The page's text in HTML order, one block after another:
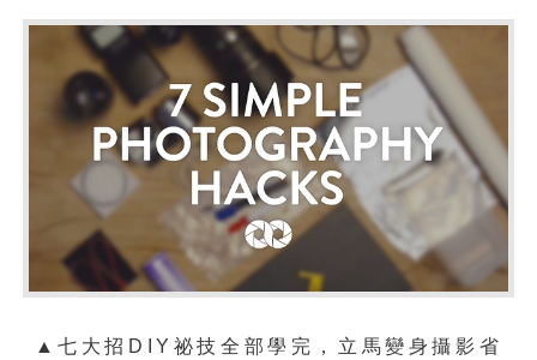
▲七大招DIY祕技全部學完，立馬變身攝影 省